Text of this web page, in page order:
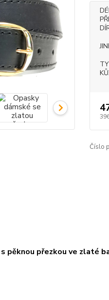
Číslo
pěknou přezkou ve zlaté